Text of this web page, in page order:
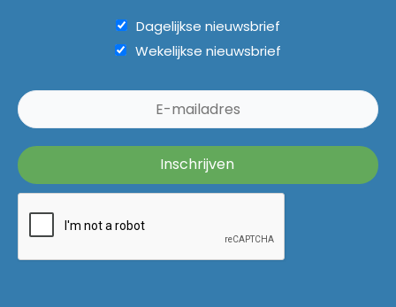
Dagelijkse nieuwsbrief
Wekelijkse nieuwsbrief